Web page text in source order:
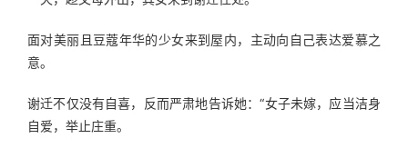
面对美丽且豆蔻年华的少女来到屋内，主动向自己表达爱慕之
意。
谢迁不仅没有自喜，反而严肃地告诉她：“女子未嫁，应当洁身
自爱，举止庄重。